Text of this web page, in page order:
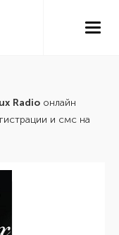
Radio онлайн
и смс на